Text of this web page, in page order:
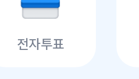
전자투표